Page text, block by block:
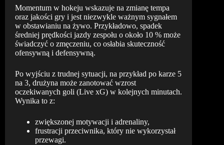
Momentum w hokeju wskazuje na zmianę tempa
oraz jakości gry i jest niezwykle ważnym sygnałem
w obstawianiu na żywo. Przykładowo, spadek
średniej prędkości jazdy zespołu o około 10 % może
świadczyć o zmęczeniu, co osłabia skuteczność
ofensywną i defensywną.
Po wyjściu z trudnej sytuacji, na przykład po karze 5
na 3, drużyna może zanotować wzrost
oczekiwanych goli (Live xG) w kolejnych minutach.
Wynika to z:
zwiększonej motywacji i adrenaliny,
frustracji przeciwnika, który nie wykorzystał
przewagi.